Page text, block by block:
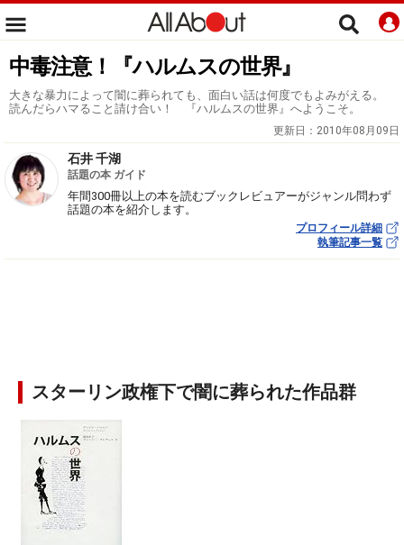
中毒注意！『ハルムスの世界』
大きな暴力によって闇に葬られても、面白い話は何度でもよみがえる。
読んだらハマること請け合い！ 『ハルムスの世界』へようこそ。
更新日： 2010年08月09日
石井 千湖
話題の本 ガイド
年間300冊以上の本を読むブックレビュアーがジャンル問わず
話題の本を紹介します。
プロフィール詳細
執筆記事一覧
スターリン政権下で闇に葬られた作品群